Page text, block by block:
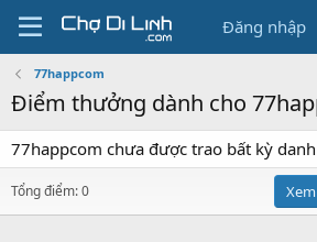
Đăng nhập
77happcom
Điểm thưởng dành cho
77happcom chưa được trao bất kỳ
Tổng điểm: 0